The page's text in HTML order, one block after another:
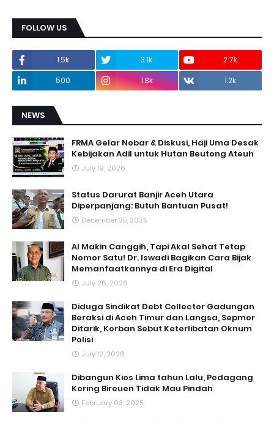
FOLLOW US
1.5k 3.1k
2.7k
500
1.8k 1.2k
NEWS
FRMA Gelar Nobar & Diskusi, Haji Uma Desak
Kebijakan Adil untuk Hutan Beutong Ateuh
July 19, 2026
Status Darurat Banjir Aceh Utara
Diperpanjang: Butuh Bantuan Pusat!
December 25, 2025
AI Makin Canggih, Tapi Akal Sehat Tetap
Nomor Satu! Dr. Iswadi Bagikan Cara Bijak
Memanfaatkannya di Era Digital
July 26, 2026
Diduga Sindikat Debt Collector Gadungan
Beraksi di Aceh Timur dan Langsa, Sepmor
Ditarik, Korban Sebut Keterlibatan Oknum
Polisi
July 12, 2026
Dibangun Kios Lima tahun Lalu, Pedagang
Kering Bireuen Tidak Mau Pindah
February 03, 2025